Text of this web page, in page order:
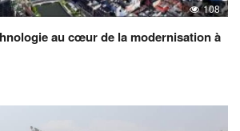
108
au cœur de la modernisation à